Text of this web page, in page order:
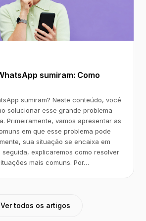
sumiram: Como
sumiram? Neste conteúdo, você
solucionar esse grande problema
Primeiramente, vamos apresentar as
em que esse problema pode
sua situação se encaixa em
seguida, explicaremos como resolver
mais comuns. Por…
Ver todos os artigos